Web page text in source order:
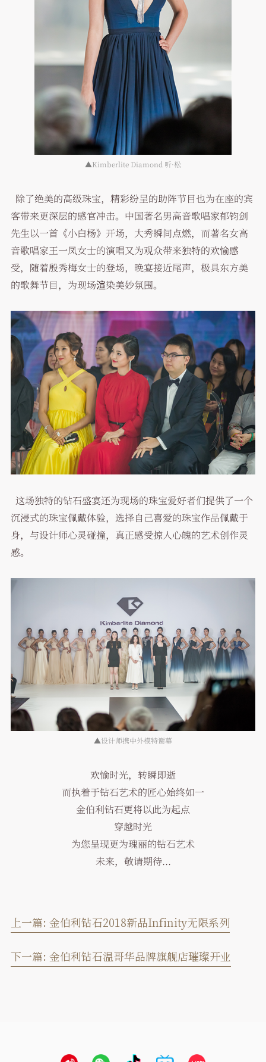
▲Kimberlite Diamond 听·松
除了绝美的高级珠宝，精彩纷呈的助阵节目也为在座的宾
客带来更深层的感官冲击。中国著名男高音歌唱家郁钧剑
先生以一首《小白杨》开场，大秀瞬间点燃，而著名女高
音歌唱家王一凤女士的演唱又为观众带来独特的欢愉感
受，随着殷秀梅女士的登场，晚宴接近尾声，极具东方美
的歌舞节目，为现场渲染美妙氛围。
这场独特的钻石盛宴还为现场的珠宝爱好者们提供了一个
沉浸式的珠宝佩戴体验，选择自己喜爱的珠宝作品佩戴于
身，与设计师心灵碰撞，真正感受掠人心魄的艺术创作灵
感。
▲设计师携中外模特谢幕
欢愉时光，转瞬即逝
而执着于钻石艺术的匠心始终如一
金伯利钻石更将以此为起点
穿越时光
为您呈现更为瑰丽的钻石艺术
未来，敬请期待...
上一篇: 金伯利钻石2018新品Infinity无限系列
下一篇: 金伯利钻石温哥华品牌旗舰店璀璨开业